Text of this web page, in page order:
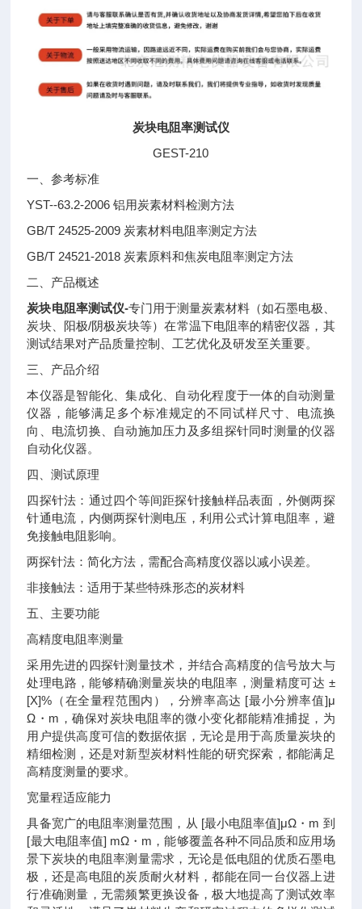
炭块电阻率测试仪
GEST-210
一、参考标准
YST--63.2-2006 铝用炭素材料检测方法
GB/T 24525-2009 炭素材料电阻率测定方法
GB/T 24521-2018 炭素原料和焦炭电阻率测定方法
二、产品概述
炭块电阻率测试仪-专门用于测量炭素材料（如石墨电极、
炭块、阳极/阴极炭块等）在常温下电阻率的精密仪器，其
测试结果对产品质量控制、工艺优化及研发至关重要。
三、产品介绍
本仪器是智能化、集成化、自动化程度于一体的自动测量
仪器，能够满足多个标准规定的不同试样尺寸、电流换
向、电流切换、自动施加压力及多组探针同时测量的仪器
自动化仪器。
四、测试原理
四探针法：通过四个等间距探针接触样品表面，外侧两探
针通电流，内侧两探针测电压，利用公式计算电阻率，避
免接触电阻影响。
两探针法：简化方法，需配合高精度仪器以减小误差。
非接触法：适用于某些特殊形态的炭材料
五、主要功能
高精度电阻率测量
采用先进的四探针测量技术，并结合高精度的信号放大与
处理电路，能够精确测量炭块的电阻率，测量精度可达 ±
[X]%（在全量程范围内），分辨率高达 [最小分辨率值]μ
Ω・m，确保对炭块电阻率的微小变化都能精准捕捉，为
用户提供高度可信的数据依据，无论是用于高质量炭块的
精细检测，还是对新型炭材料性能的研究探索，都能满足
高精度测量的要求。
宽量程适应能力
具备宽广的电阻率测量范围，从 [最小电阻率值]μΩ・m 到
[最大电阻率值] mΩ・m，能够覆盖各种不同品质和应用场
景下炭块的电阻率测量需求，无论是低电阻的优质石墨电
极，还是高电阻的炭质耐火材料，都能在同一台仪器上进
行准确测量，无需频繁更换设备，极大地提高了测试效率